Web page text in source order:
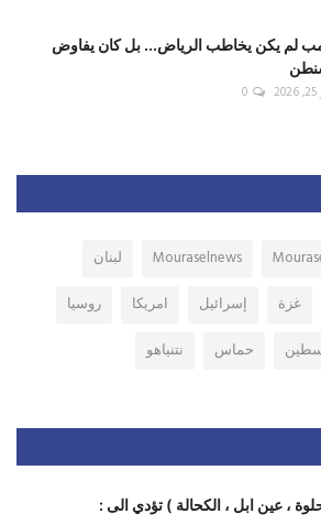
لم يكن يخاطب الرياض... بل كان يفاوض
0
Mouraselnews
لبنان
غزة إسرائيل امريكا
روسيا
حماس نتنياهو
، عين ابل ، الكحالة ) تؤدي الى :